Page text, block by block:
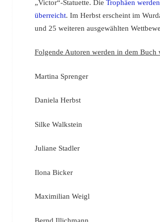
„Victor“-Statuette. Die Trophäen
überreicht. Im Herbst erscheint im
und 25 weiteren ausgewählten
Folgende Autoren werden in dem Buch
Martina Sprenger
Daniela Herbst
Silke Walkstein
Juliane Stadler
Ilona Bicker
Maximilian Weigl